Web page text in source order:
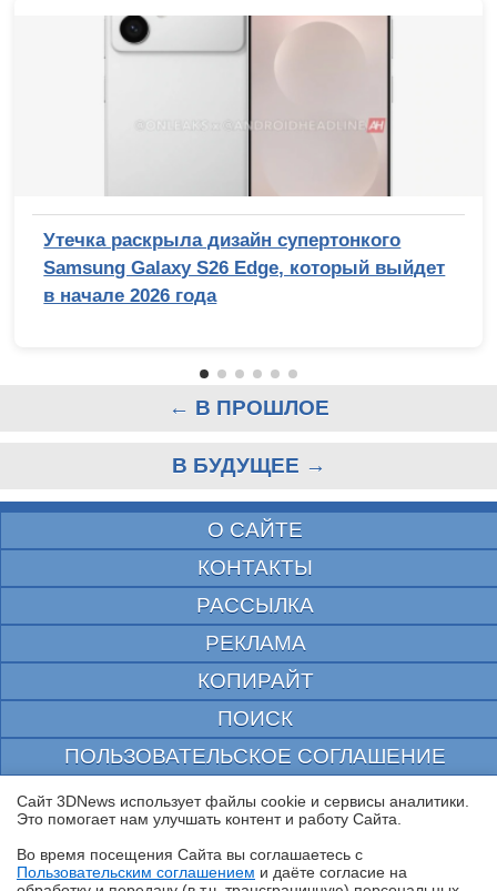
Утечка раскрыла дизайн супертонкого
Samsung Galaxy S26 Edge, который выйдет
в начале 2026 года
← В ПРОШЛОЕ
В БУДУЩЕЕ →
О САЙТЕ
КОНТАКТЫ
РАССЫЛКА
РЕКЛАМА
КОПИРАЙТ
ПОИСК
ПОЛЬЗОВАТЕЛЬСКОЕ СОГЛАШЕНИЕ
ЗАЩИЩЕНО CURATOR
© 1997—2026 Электронное периодическое издание "3ДНьюс" | Свидетельство о
выдано Федеральной Службой по надзору за соблюдением законодательства в сфере
массовых коммуникаций и охране культурного наследия
Сайт 3DNews использует файлы cookie и сервисы аналитики.
Это помогает нам улучшать контент и работу Cайта.
Во время посещения Cайта вы соглашаетесь с
Пользовательским соглашением и даёте согласие на